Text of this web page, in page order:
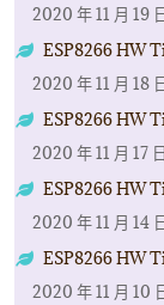
2020 年 11 月 19
ESP8266 HW
2020 年 11 月 18
ESP8266 HW
2020 年 11 月 17 日
ESP8266 HW
2020 年 11 月 14
ESP8266 HW
2020 年 11 月 10